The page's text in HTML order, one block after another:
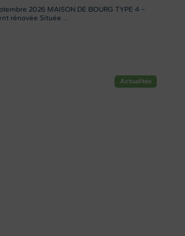
2026 MAISON DE BOURG TYPE 4 –
rénovée Située ...
Actualités